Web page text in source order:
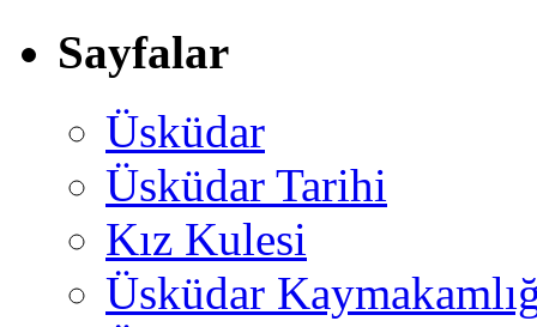
Sayfalar
Üsküdar
Üsküdar Tarihi
Kız Kulesi
Üsküdar